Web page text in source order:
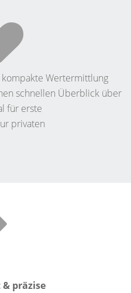
Wertermittlung
schnellen Überblick über
für erste
privaten
präzise